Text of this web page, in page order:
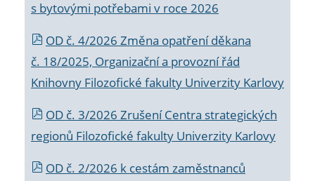
s bytovými potřebami v roce 2026
OD č. 4/2026 Změna opatření děkana
č. 18/2025, Organizační a provozní řád
Knihovny Filozofické fakulty Univerzity Karlovy
OD č. 3/2026 Zrušení Centra strategických
regionů Filozofické fakulty Univerzity Karlovy
OD č. 2/2026 k cestám zaměstnanců